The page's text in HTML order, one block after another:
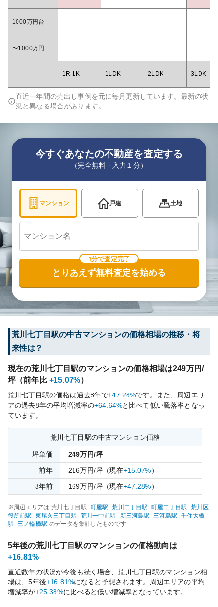
1000万円台
〜1000万円
1R 1K 1LDK 2LDK 3LDK
直近一年間の売出し事例を元に毎月更新しています。最新の状
況と異なる場合があります。
今すぐあなたの不動産を査定する
（完全無料・入力１分）
マンション 戸建 土地
1分で査定完了
とりあえず無料査定を始める
荒川七丁目駅の中古マンションの価格相場の推移・将
来性は？
現在の荒川七丁目駅のマンションの価格相場は249万円/
坪（前年比 +15.07%）
荒川七丁目駅の価格は過去8年で+47.28%です。
また、周辺エリ
アの過去8年の平均増減率の+64.64%と比べて低い騰落率となっ
ています。
荒川七丁目 駅の中古マンション価格
坪単価 249万円/坪
前年 216万円/坪 （現在+15.07%）
8年前 169万円/坪 （現在+47.28%）
※周辺エリアは 荒川七丁目 駅 町屋駅 荒川二丁目駅 町屋二丁目駅
荒川区
役所前駅 東尾久三丁目駅 荒川一中前駅 新三河島駅 三河島駅
千住大橋
駅
三ノ輪橋駅 のデータを集計したものです
5年後の荒川七丁目駅のマンションの価格動向は
+16.81%
直近数年の状況が今後も続く場合、荒川七丁目駅のマンション相
場は、5年後+16.81%になると予想されます。周辺エリアの平均
増減率が+25.38%に比べると低い増減率となっています。